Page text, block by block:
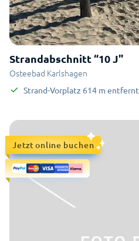
Strandabschnitt “10 J"
Osteebad Karlshagen
Strand-Vorplatz 614 m entfernt
Jetzt online buchen